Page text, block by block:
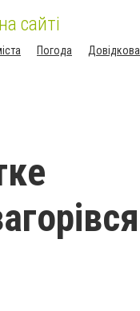
сайті
Погода
Довідкова